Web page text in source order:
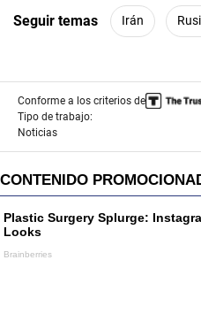
Seguir temas Irán
Conforme a los criterios de
Tipo de trabajo:
Noticias